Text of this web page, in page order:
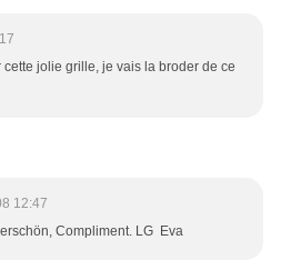
jolie grille, je vais la broder de ce
12:47
Compliment. LG Eva